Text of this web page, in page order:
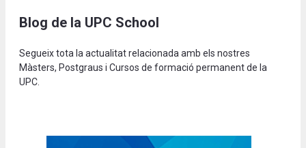
Blog de la UPC School
Segueix tota la actualitat relacionada amb els nostres
Màsters, Postgraus i Cursos de formació permanent de la
UPC.